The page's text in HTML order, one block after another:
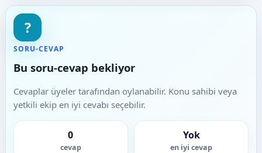
?
SORU-CEVAP
Bu soru-cevap bekliyor
Cevaplar üyeler tarafından oylanabilir. Konu sahibi veya
yetkili ekip en iyi cevabı seçebilir.
0
cevap
Yok
en iyi cevap